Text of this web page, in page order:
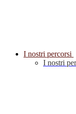
I nostri percorsi
I nostri